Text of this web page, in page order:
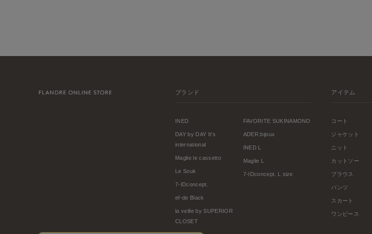
ブランド
INED
DAY by DAY It's
international
Maglie le cassetto
Le Souk
7-IDconcept.
ef-de Black
la veille by SUPERIOR
CLOSET
FAVORITE SUKINAMONO
ADER.bijoux
INED L
Maglie L
7-IDconcept. L size
アイテム
コート
ジャケット
ニット
カットソー
ブラウス
パンツ
スカート
ワンピース